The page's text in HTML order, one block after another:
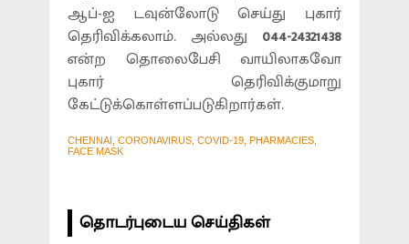
ஆப்-ஐ டவுன்லோடு செய்து புகார்
தெரிவிக்கலாம். அல்லது 044-24321438
என்ற தொலைபேசி வாயிலாகவோ
புகார் தெரிவிக்குமாறு
கேட்டுக்கொள்ளப்படுகிறார்கள்.
CHENNAI, CORONAVIRUS, COVID-19, PHARMACIES,
FACE MASK
தொடர்புடைய செய்திகள்